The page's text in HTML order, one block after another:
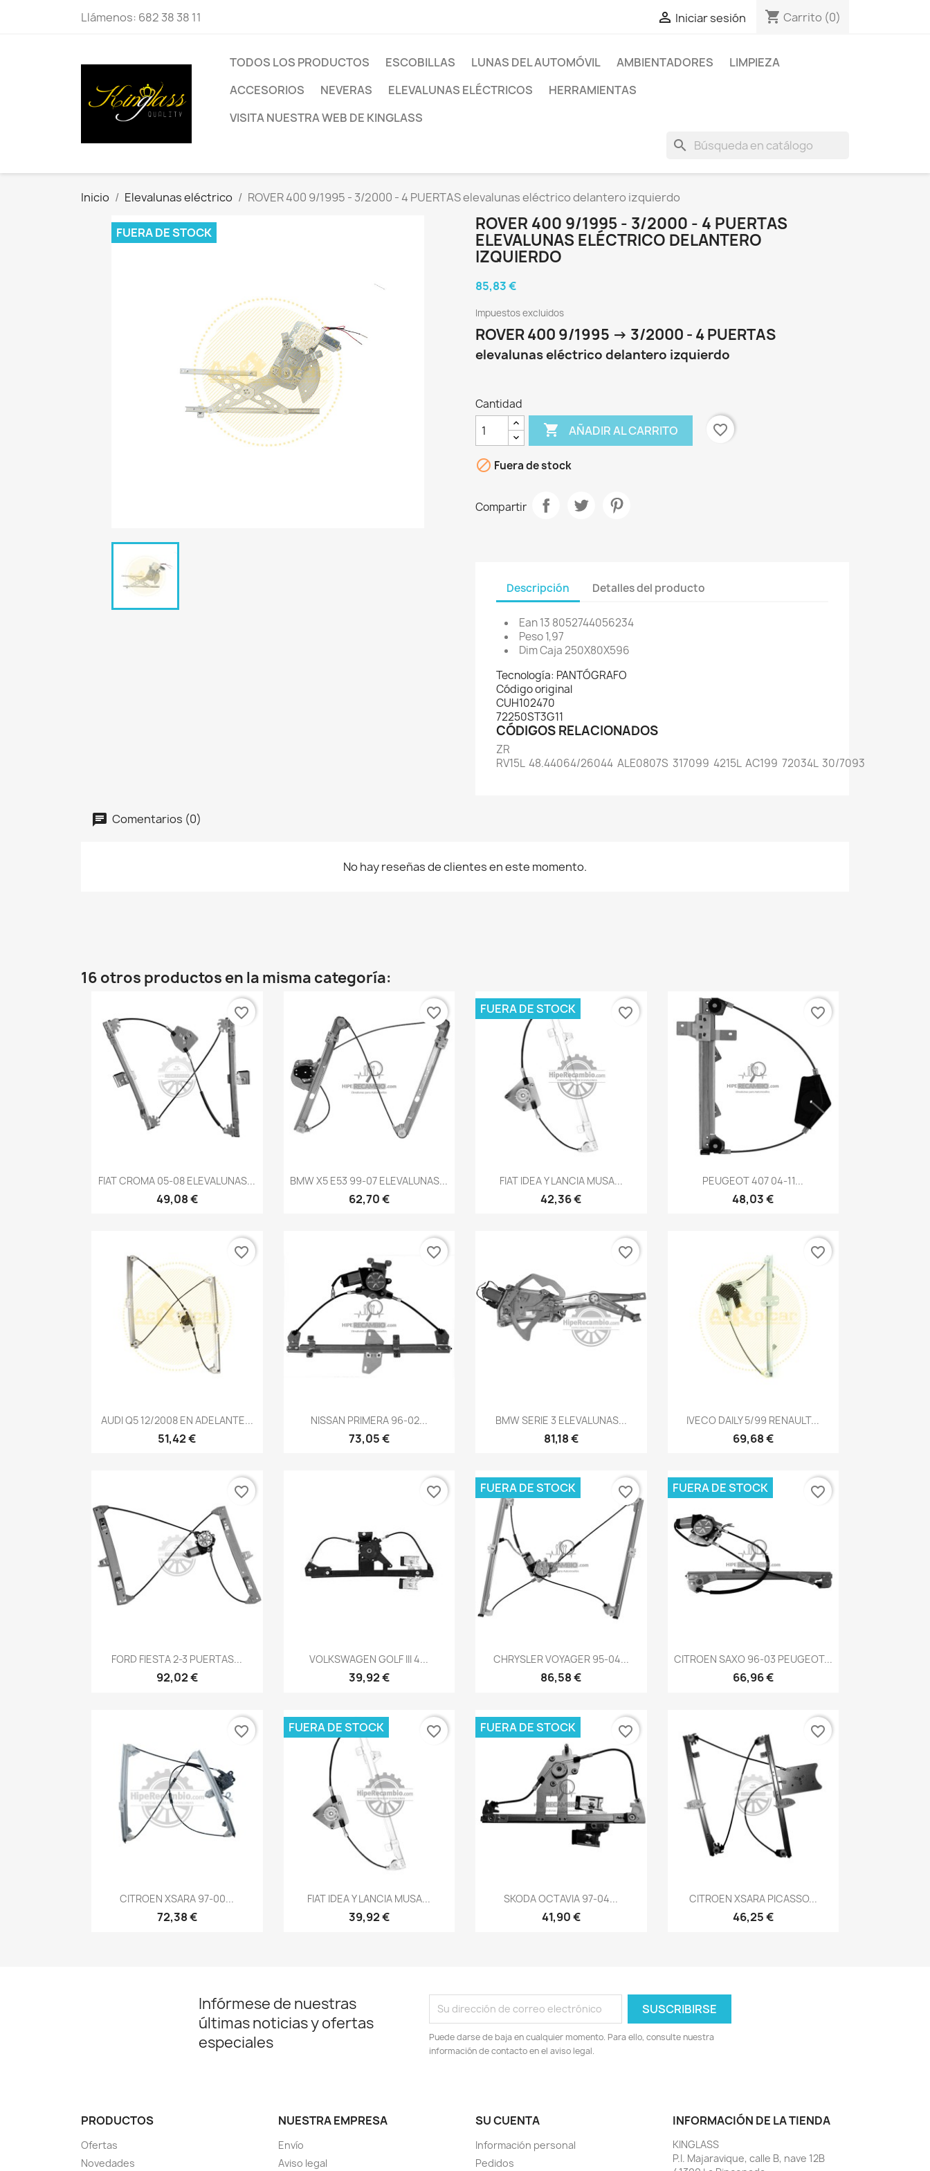
Llámenos: 682 38 38 11  Iniciar sesión shopping_cart Carrito (0)
TODOS LOS PRODUCTOS ESCOBILLAS LUNAS DEL AUTOMÓVIL AMBIENTADORES
LIMPIEZA
ACCESORIOS
NEVERAS ELEVALUNAS ELÉCTRICOS
HERRAMIENTAS
VISITA NUESTRA WEB DE KINGLASS
search
Inicio Elevalunas eléctrico ROVER 400 9/1995 - 3/2000 - 4 PUERTAS elevalunas eléctrico delantero izquierdo
FUERA DE STOCK
ROVER 400 9/1995 - 3/2000 - 4 PUERTAS
ELEVALUNAS ELÉCTRICO DELANTERO
IZQUIERDO
85,83 €
Impuestos excluidos
ROVER 400 9/1995 -> 3/2000 - 4 PUERTAS
elevalunas eléctrico delantero izquierdo
Cantidad
 AÑADIR AL CARRITO favorite_border
 Fuera de stock
Compartir
Descripción Detalles del producto
Ean 13 8052744056234
Peso 1,97
Dim Caja 250X80X596
Tecnología: PANTÓGRAFO
Código original
CUH102470
72250ST3G11
CÓDIGOS RELACIONADOS
ZR
RV15L 48.44064/26044 ALE0807S 317099 4215L AC199 72034L 30/7093
Comentarios (0)
No hay reseñas de clientes en este momento.
16 otros productos en la misma categoría:
Vista rápida
FIAT CROMA 05-08 ELEVALUNAS...
49,08 €
favorite_border
Vista rápida
BMW X5 E53 99-07 ELEVALUNAS...
62,70 €
favorite_border
Vista rápida
FIAT IDEA Y LANCIA MUSA...
42,36 €
FUERA DE STOCK favorite_border
Vista rápida
PEUGEOT 407 04-11...
48,03 €
favorite_border
Vista rápida
AUDI Q5 12/2008 EN ADELANTE...
51,42 €
favorite_border
 Vista rápida
NISSAN PRIMERA 96-02...
73,05 €
favorite_border
Vista rápida
BMW SERIE 3 ELEVALUNAS...
81,18 €
favorite_border
Vista rápida
IVECO DAILY 5/99 RENAULT...
69,68 €
favorite_border
Vista rápida
FORD FIESTA 2-3 PUERTAS...
92,02 €
favorite_border
Vista rápida
VOLKSWAGEN GOLF III 4...
39,92 €
favorite_border
Vista rápida
CHRYSLER VOYAGER 95-04...
86,58 €
FUERA DE STOCK favorite_border
Vista rápida
CITROEN SAXO 96-03 PEUGEOT...
66,96 €
FUERA DE STOCK favorite_border
Vista rápida
CITROEN XSARA 97-00...
72,38 €
favorite_border
Vista rápida
FIAT IDEA Y LANCIA MUSA...
39,92 €
FUERA DE STOCK favorite_border
Vista rápida
SKODA OCTAVIA 97-04...
41,90 €
FUERA DE STOCK favorite_border
Vista rápida
CITROEN XSARA PICASSO...
46,25 €
favorite_border
Infórmese de nuestras
últimas noticias y ofertas
especiales
Puede darse de baja en cualquier momento. Para ello, consulte nuestra
información de contacto en el aviso legal.
PRODUCTOS
Ofertas
Novedades
NUESTRA EMPRESA
Envío
Aviso legal
SU CUENTA
Información personal
Pedidos
INFORMACIÓN DE LA TIENDA
KINGLASS
P.I. Majaravique, calle B, nave 12B